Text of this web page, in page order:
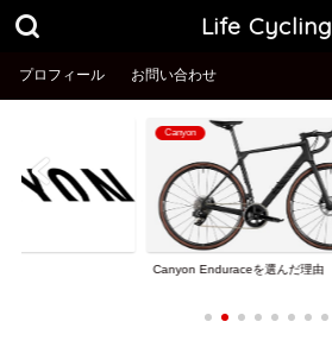
Life Cycling
プロフィール お問い合わせ
ライドログ
Coast-to-Coastに挑戦！